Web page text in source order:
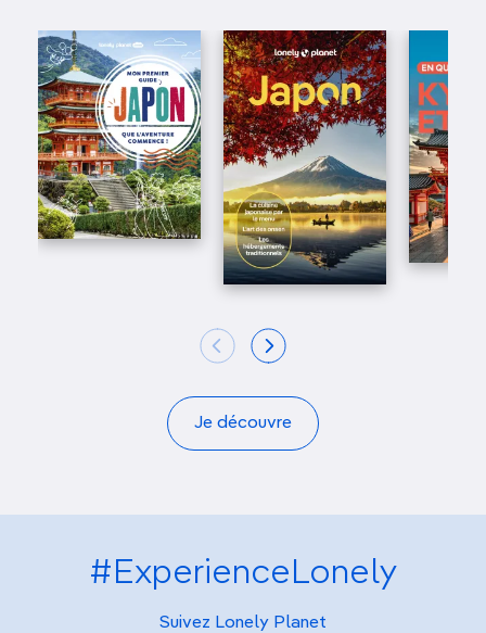
Je découvre
#ExperienceLonely
Suivez Lonely Planet